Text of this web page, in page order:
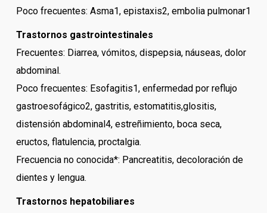
Poco frecuentes: Asma1, epistaxis2, embolia pulmonar1
Trastornos gastrointestinales
Frecuentes: Diarrea, vómitos, dispepsia, náuseas, dolor
abdominal.
Poco frecuentes: Esofagitis1, enfermedad por reflujo
gastroesofágico2, gastritis, estomatitis,glositis,
distensión abdominal4, estreñimiento, boca seca,
eructos, flatulencia, proctalgia.
Frecuencia no conocida*: Pancreatitis, decoloración de
dientes y lengua.
Trastornos hepatobiliares